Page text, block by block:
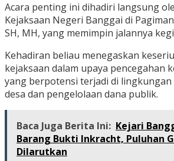
Acara penting ini dihadiri langsung
Kejaksaan Negeri Banggai di
SH, MH, yang memimpin jalannya
Kehadiran beliau menegaskan
kejaksaan dalam upaya pencegahan
yang berpotensi terjadi di
desa dan pengelolaan dana publik.
Baca Juga Berita Ini: Kejari
Barang Bukti Inkracht, Puluhan
Dilarutkan